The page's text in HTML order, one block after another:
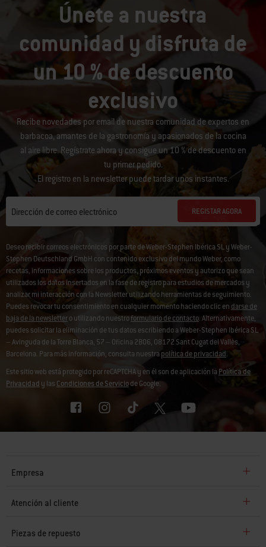
Únete a nuestra
comunidad y disfruta de
un 10 % de descuento
exclusivo
Recibe novedades por email de nuestra comunidad de expertos en
barbacoa, amantes de la gastronomía y apasionados de la cocina
al aire libre. Regístrate ahora y consigue un 10 % de descuento en
tu primer pedido.
El registro en la newsletter puede tardar unos instantes.
Dirección de correo electrónico REGISTAR AGORA
Deseo recibir correos electrónicos por parte de Weber-Stephen Ibérica SL y Weber-
Stephen Deutschland GmbH con contenido exclusivo del mundo Weber, como
recetas, informaciones sobre los productos, próximos eventos y autorizo que sean
utilizados los datos insertados en la fase de registro para estudios de mercados y
analizar mi interacción con la Newsletter utilizando herramientas de seguimiento.
Puedes revocar tu consentimiento en cualquier momento haciendo clic en darse de
baja de la newslettero utilizando nuestroformulario de contacto. Alternativamente,
puedes solicitar la eliminación de tus datos escribiendo a Weber-Stephen Ibérica SL
– Avinguda de la Torre Blanca, 57 – Oficina 2B06, 08172 Sant Cugat del Vallès,
Barcelona. Para más información, consulta nuestra política de privacidad.
Este sitio web está protegido por reCAPTCHA y en él son de aplicación laPolítica de
Privacidad y las Condiciones de Serviciode Google.
Empresa
Atención al cliente
Piezas de repuesto